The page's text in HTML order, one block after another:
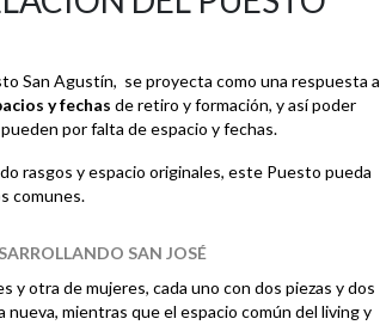
San Agustín, se proyecta como una respuesta a
y fechas de retiro y formación, y así poder
por falta de espacio y fechas.
rasgos y espacio originales, este Puesto pueda
comunes.
SAN JOSÉ
y otra de mujeres, cada uno con dos piezas y dos
nueva, mientras que el espacio común del living y